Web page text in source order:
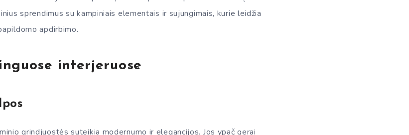
sprendimus su kampiniais elementais ir sujungimais, kurie leidžia
apdirbimo.
interjeruose
grindjuostės suteikia modernumo ir elegancijos. Jos ypač gerai